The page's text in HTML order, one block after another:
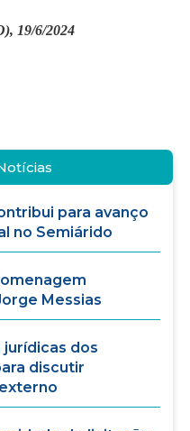
19/6/2024
para avanço
no Semiárido
Messias
dos
discutir